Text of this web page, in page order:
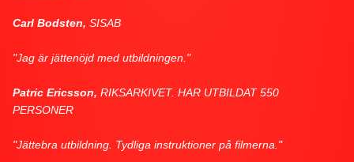
Carl Bodsten, SISAB
"Jag är jättenöjd med utbildningen."
Patric Ericsson, RIKSARKIVET. HAR UTBILDAT 550
PERSONER
"Jättebra utbildning. Tydliga instruktioner på filmerna."